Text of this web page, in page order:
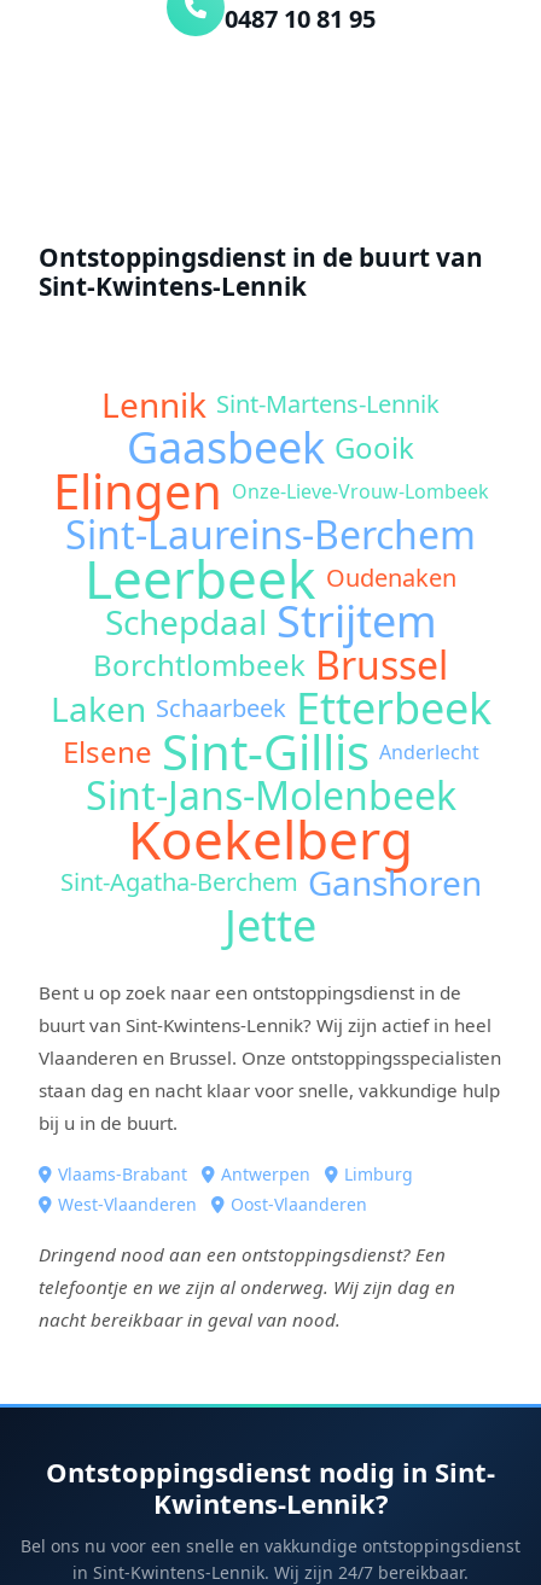
0487 10 81 95
Ontstoppingsdienst in de buurt van
Sint-Kwintens-Lennik
Lennik Sint-Martens-Lennik
Gaasbeek Gooik
Elingen Onze-Lieve-Vrouw-Lombeek
Sint-Laureins-Berchem
Leerbeek Oudenaken
Schepdaal Strijtem
Borchtlombeek Brussel
Laken Schaarbeek Etterbeek
Elsene Sint-Gillis Anderlecht
Sint-Jans-Molenbeek
Koekelberg
Sint-Agatha-Berchem Ganshoren
Jette
Bent u op zoek naar een ontstoppingsdienst in de
buurt van Sint-Kwintens-Lennik? Wij zijn actief in heel
Vlaanderen en Brussel. Onze ontstoppingsspecialisten
staan dag en nacht klaar voor snelle, vakkundige hulp
bij u in de buurt.
Vlaams-Brabant Antwerpen
Limburg
West-Vlaanderen
Oost-Vlaanderen
Dringend nood aan een ontstoppingsdienst? Een
telefoontje en we zijn al onderweg. Wij zijn dag en
nacht bereikbaar in geval van nood.
Ontstoppingsdienst nodig in Sint-
Kwintens-Lennik?
Bel ons nu voor een snelle en vakkundige ontstoppingsdienst
in Sint-Kwintens-Lennik. Wij zijn 24/7 bereikbaar.